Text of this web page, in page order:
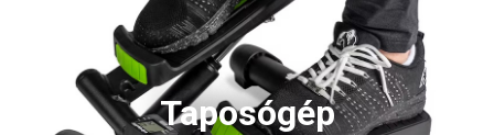
Taposógép